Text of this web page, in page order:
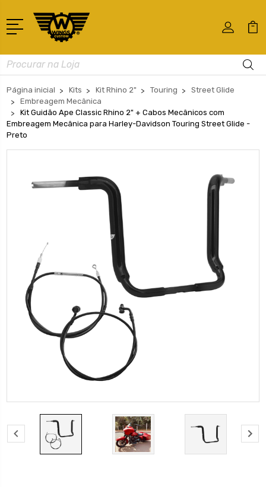
Busca
Página inicial Kits Kit Rhino 2" Touring
Street Glide
Embreagem Mecânica
Kit Guidão Ape Classic Rhino 2" + Cabos Mecânicos com
Embreagem Mecânica para Harley-Davidson Touring Street Glide -
Preto